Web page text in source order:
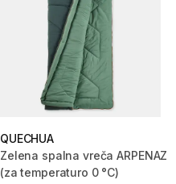
QUECHUA
Zelena spalna vreča ARPENAZ
(za temperaturo 0 °C)